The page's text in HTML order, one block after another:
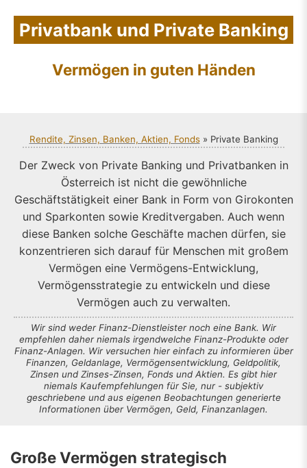
Privatbank und Private Banking
Vermögen in guten Händen
Rendite, Zinsen, Banken, Aktien, Fonds» Private Banking
Der Zweck von Private Banking und Privatbanken in
Österreich ist nicht die gewöhnliche
Geschäftstätigkeit einer Bank in Form von Girokonten
und Sparkonten sowie Kreditvergaben. Auch wenn
diese Banken solche Geschäfte machen dürfen, sie
konzentrieren sich darauf für Menschen mit großem
Vermögen eine Vermögens-Entwicklung,
Vermögensstrategie zu entwickeln und diese
Vermögen auch zu verwalten.
Wir sind weder Finanz-Dienstleister noch eine Bank. Wir
empfehlen daher niemals irgendwelche Finanz-Produkte oder
Finanz-Anlagen. Wir versuchen hier einfach zu informieren über
Finanzen, Geldanlage, Vermögensentwicklung, Geldpolitik,
Zinsen und Zinses-Zinsen, Fonds und Aktien. Es gibt hier
niemals Kaufempfehlungen für Sie, nur - subjektiv
geschriebene und aus eigenen Beobachtungen generierte
Informationen über Vermögen, Geld, Finanzanlagen.
Große Vermögen strategisch